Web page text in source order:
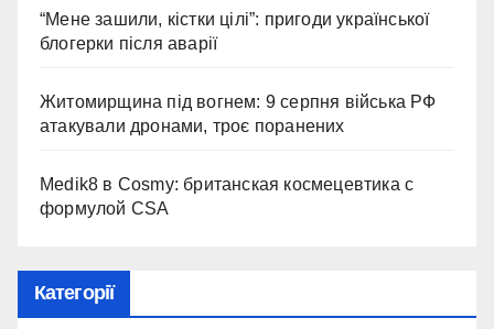
“Мене зашили, кістки цілі”: пригоди української
блогерки після аварії
Житомирщина під вогнем: 9 серпня війська РФ
атакували дронами, троє поранених
Medik8 в Cosmy: британская космецевтика с
формулой CSA
Категорії